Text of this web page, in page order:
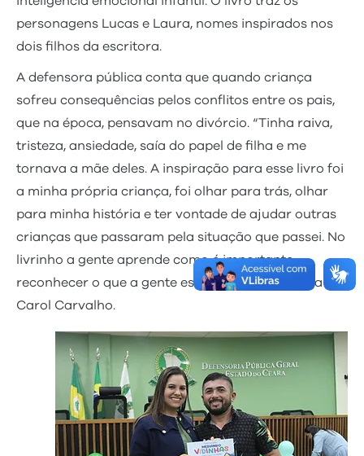
personagens Lucas e Laura, nomes inspirados nos
dois filhos da escritora.
A defensora pública conta que quando criança
sofreu consequências pelos conflitos entre os pais,
que na época, pensavam no divórcio. “Tinha raiva,
tristeza, ansiedade, saía do papel de filha e me
tornava a mãe deles. A inspiração para esse livro foi
a minha própria criança, foi olhar para trás, olhar
para minha história e ter vontade de ajudar outras
crianças que passaram pela situação que passei. No
livrinho a gente aprende como é importante
reconhecer o que a gente está sentindo”, reforça
Carol Carvalho.